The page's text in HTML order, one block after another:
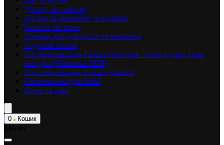
Догляд за газоном
Догляд за деревами та кущами
Запасні частини
Ножиці для рукоділля та вишивки
Садовий полив
Система насадок Fiskars OneClick - Нові ручки, Нові
насадки (Новинка 2026)
Система насадок Fiskars QuikFit
Система насадок Solid
Ґрунт та двір
0 Кошик